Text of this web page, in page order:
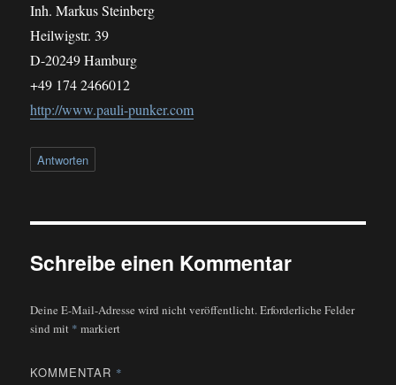
Inh. Markus Steinberg
Heilwigstr. 39
D-20249 Hamburg
+49 174 2466012
http://www.pauli-punker.com
Antworten
Schreibe einen Kommentar
Deine E-Mail-Adresse wird nicht veröffentlicht.Erforderliche Felder
sind mit * markiert
KOMMENTAR *